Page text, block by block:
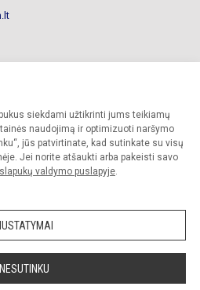
siekdami užtikrinti jums teikiamų
naudojimą ir optimizuoti naršymo
jūs patvirtinate, kad sutinkate su visų
Jei norite atšaukti arba pakeisti savo
slapukų valdymo puslapyje.
NESUTINKU
progimnazija. Visos teisės saugomos.
sutikimo griežtai draudžiama.
Slapukų valdymas